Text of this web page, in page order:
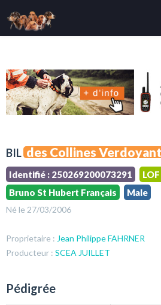
BIL des Collines
Identifié : 250269200073291
Bruno St Hubert Français
Male
Né le 27/03/2006
Proprietaire : Jean Philippe FAHRNER
Producteur : SCEA JUILLET
Pédigrée